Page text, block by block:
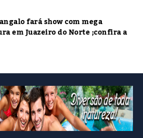
fará show com mega
em Juazeiro do Norte ;confira a